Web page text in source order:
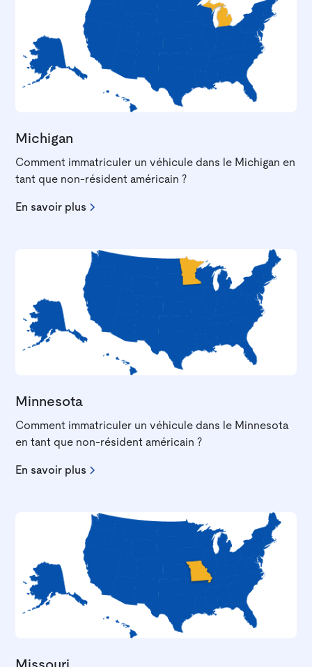
Michigan
Comment immatriculer un véhicule dans le Michigan en
tant que non-résident américain ?
En savoir plus
Minnesota
Comment immatriculer un véhicule dans le Minnesota
en tant que non-résident américain ?
En savoir plus